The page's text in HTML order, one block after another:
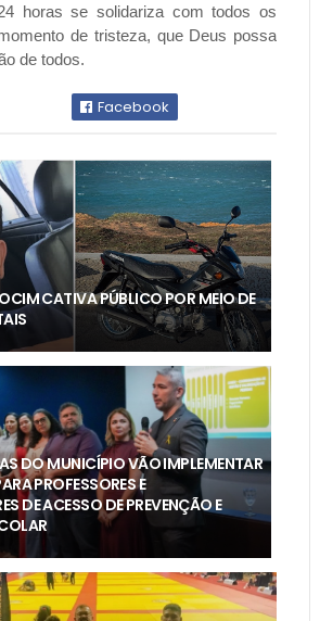
horas se solidariza com todos os
de tristeza, que Deus possa
de todos.
Facebook
CATIVA PÚBLICO POR MEIO DE
DO MUNICÍPIO VÃO IMPLEMENTAR
PROFESSORES E
DE ACESSO DE PREVENÇÃO E